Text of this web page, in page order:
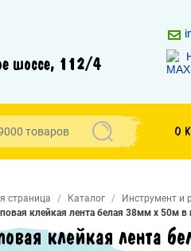
шоссе, 112/4
О
страница Каталог Инструмент и
клейкая лента белая 38мм х 50м в
клейкая лента